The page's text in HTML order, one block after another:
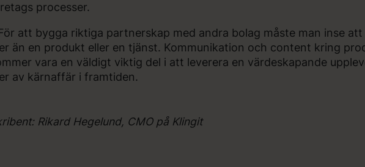
processer.
att bygga riktiga partnerskap med andra bolag måste man inse att
än en produkt eller en tjänst. Kommunikation och content kring
vara en väldigt viktig del i att leverera en värdeskapande
av kärnaffär i framtiden.
Rikard Hegelund, CMO på Klingit